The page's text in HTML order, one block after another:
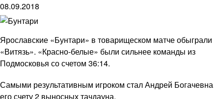
08.09.2018
Ярославские «Бунтари» в товарищеском матче обыграли
«Витязь». «Красно-белые» были сильнее команды из
Подмосковья со счетом 36:14.
Самыми результативным игроком стал Андрей Богачевна
его счету 2 выносных тачдауна.